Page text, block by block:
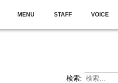
MENU STAFF VOICE
検索: